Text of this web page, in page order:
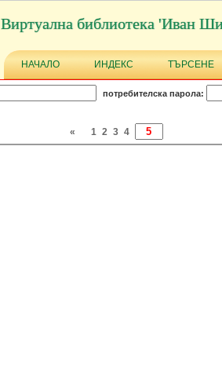
Виртуална библиотека 'Иван
НАЧАЛО ИНДЕКС ТЪРСЕНЕ
потребителска парола:
« 1 2 3 4